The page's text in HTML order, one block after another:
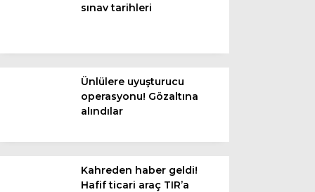
sınav tarihleri
Ünlülere uyuşturucu
operasyonu! Gözaltına
alındılar
Kahreden haber geldi!
Hafif ticari araç TIR’a